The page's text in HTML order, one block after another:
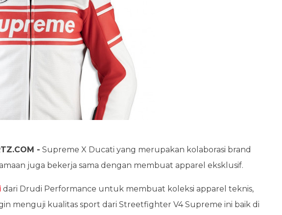
- Supreme X Ducati yang merupakan kolaborasi brand
juga bekerja sama dengan membuat apparel eksklusif.
dari Drudi Performance untuk membuat koleksi apparel teknis,
menguji kualitas sport dari Streetfighter V4 Supreme ini baik di